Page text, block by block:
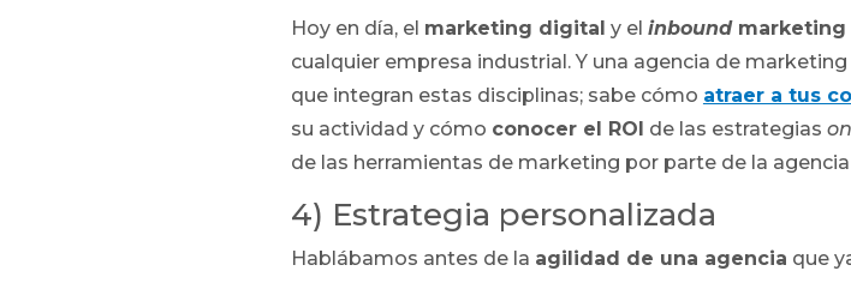
Hoy en día, el marketing digital y el inboundmarketing
cualquier empresa industrial. Y una agencia de
que integran estas disciplinas; sabe cómo atraer a tus
su actividad y cómo conocer el ROI de las estrategias
de las herramientas de marketing por parte de la
4) Estrategia personalizada
Hablábamos antes de la agilidad de una agencia que